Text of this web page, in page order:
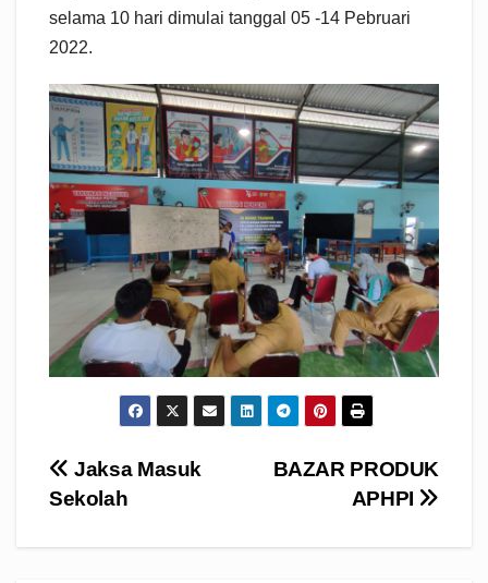
selama 10 hari dimulai tanggal 05 -14 Pebruari
2022.
Navigasi
BAZAR PRODUK
APHPI
Jaksa Masuk
Sekolah